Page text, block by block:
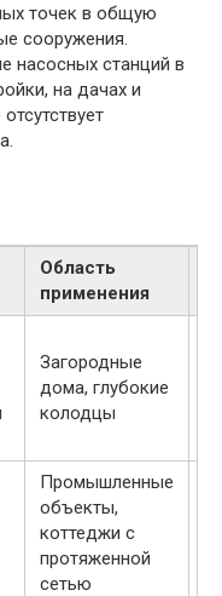
точек в общую
сооружения.
насосных станций в
на дачах и
Область
применения
Загородные
дома, глубокие
колодцы
Промышленные
объекты,
коттеджи с
протяженной
сетью